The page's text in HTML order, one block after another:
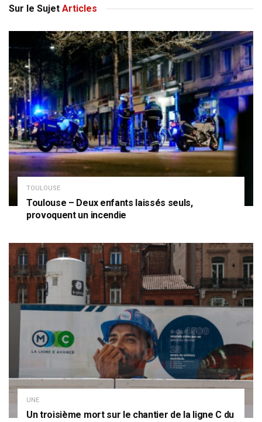
Sur le Sujet Articles
TOULOUSE
Toulouse – Deux enfants laissés seuls,
provoquent un incendie
UNE
Un troisième mort sur le chantier de la ligne C du